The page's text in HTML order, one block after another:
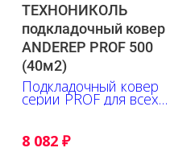
ТЕХНОНИКОЛЬ
подкладочный ковер
ANDEREP PROF 500
(40м2)
Подкладочный ковер
серии PROF для всех
типов битумной черепицы
8 082 ₽